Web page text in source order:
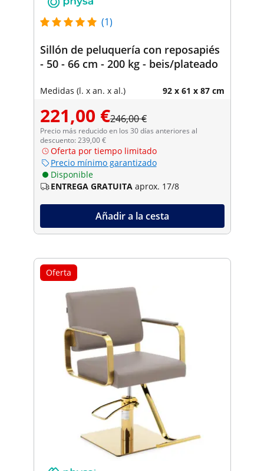
(1)
Sillón de peluquería con reposapiés
- 50 - 66 cm - 200 kg - beis/plateado
Medidas (l. x an. x al.) 92 x 61 x 87 cm
221,00 €246,00 €
Precio más reducido en los 30 días anteriores al
descuento: 239,00 €
Oferta por tiempo limitado
Precio mínimo garantizado
Disponible
ENTREGA GRATUITA aprox. 17/8
Añadir a la cesta
Oferta